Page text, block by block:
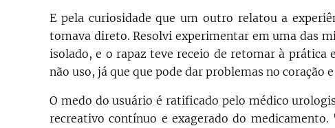
E pela curiosidade que um outro relatou a
tomava direto. Resolvi experimentar em uma das
isolado, e o rapaz teve receio de retomar à
não uso, já que que pode dar problemas no
O medo do usuário é ratificado pelo médico
recreativo contínuo e exagerado do medicamento.